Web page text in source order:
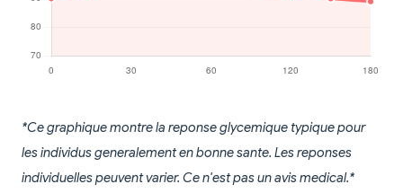
*Ce graphique montre la reponse glycemique typique pour
les individus generalement en bonne sante. Les reponses
individuelles peuvent varier. Ce n'est pas un avis medical.*